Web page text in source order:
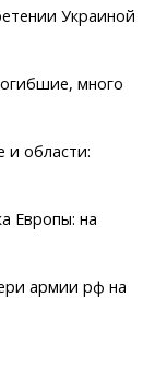
Украиной
много
и области:
Европы: на
армии рф на